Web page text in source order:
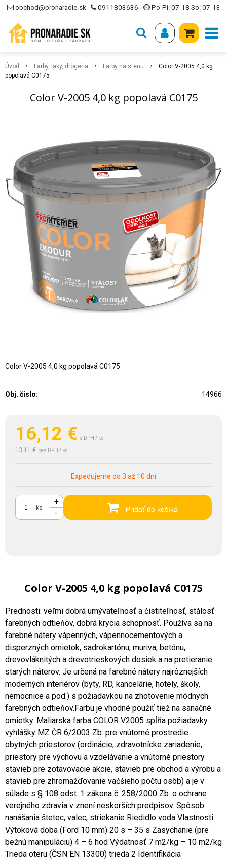
obchod@pronaradie.sk 0911803636 ⏲ Po-Pi: 07-18 So: 07-13
Úvod Farby, laky, drogéria Farby na stenu
Color V-2005 4,0 kg
popolavá C0175
Color V-2005 4,0 kg popolavá C0175
16,12 € s DPH / ks
13,11 € bez DPH / ks
Expedujeme do 3 až 10 dní
ks
+
-
Pridať do košíka
Color V-2005 4,0 kg popolavá C0175
Obj. čislo: 14966
Color V-2005 4,0 kg popolavá C0175
Prednosti: veľmi dobrá umývateľnosť a čistiteľnosť, stálosť
farebných odtieňov, dobrá krycia schopnosť. Používa sa na
farebné nátery vápenných, vápennocementových a
disperzných omietok, sadrokartónu, muriva, betónu,
drevovláknitých a drevotrieskových dosiek a na pretieranie
starých náterov. Je určená na farebné nátery najrôznejších
moderných interiérov (byty, RD, kancelárie, hotely, školy,
nemocnice a pod.) s požiadavkou na zhotovenie módnych
farebných odtieňov.Farbu je vhodné použiť tiež na sanačné
omietky. Maliarska farba COLOR V2005 spĺňa požiadavky
vyhlášky MZ ČR 6/2003 Zb. pre vnútorné prostredie
obytných priestorov (ordinácie, zdravotnícke zariadenie,
priestory pre výchovu a vzdelávanie a vnútorné priestory
stavieb pre zotavovacie akcie, stavieb pre obchod a výrobu a
stavieb pre zhromažďovanie väčšieho počtu osôb) a je v
súlade s § 108 odst. 1 zákona č. 258/2000 Zb. o ochrane
verejného zdravia v znení neskorších predpisov. Spôsob
nanášania štetec, valec, striekanie Riedidlo voda Vlastnosti:
Výtoková doba (Ford 10 mm) 20 s – 35 s Zasychanie (pre
bežnú manipuláciu) 4 – 6 hod Výdatnosť 7 m2/kg – 10 m2/kg
Trieda oteru (ČSN EN 13300) trieda 2 Identifikácia